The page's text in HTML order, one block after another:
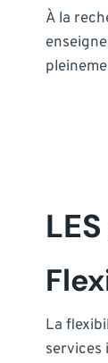
À la
La
services